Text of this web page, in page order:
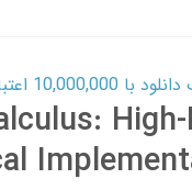
کتاب! کلیک کنید